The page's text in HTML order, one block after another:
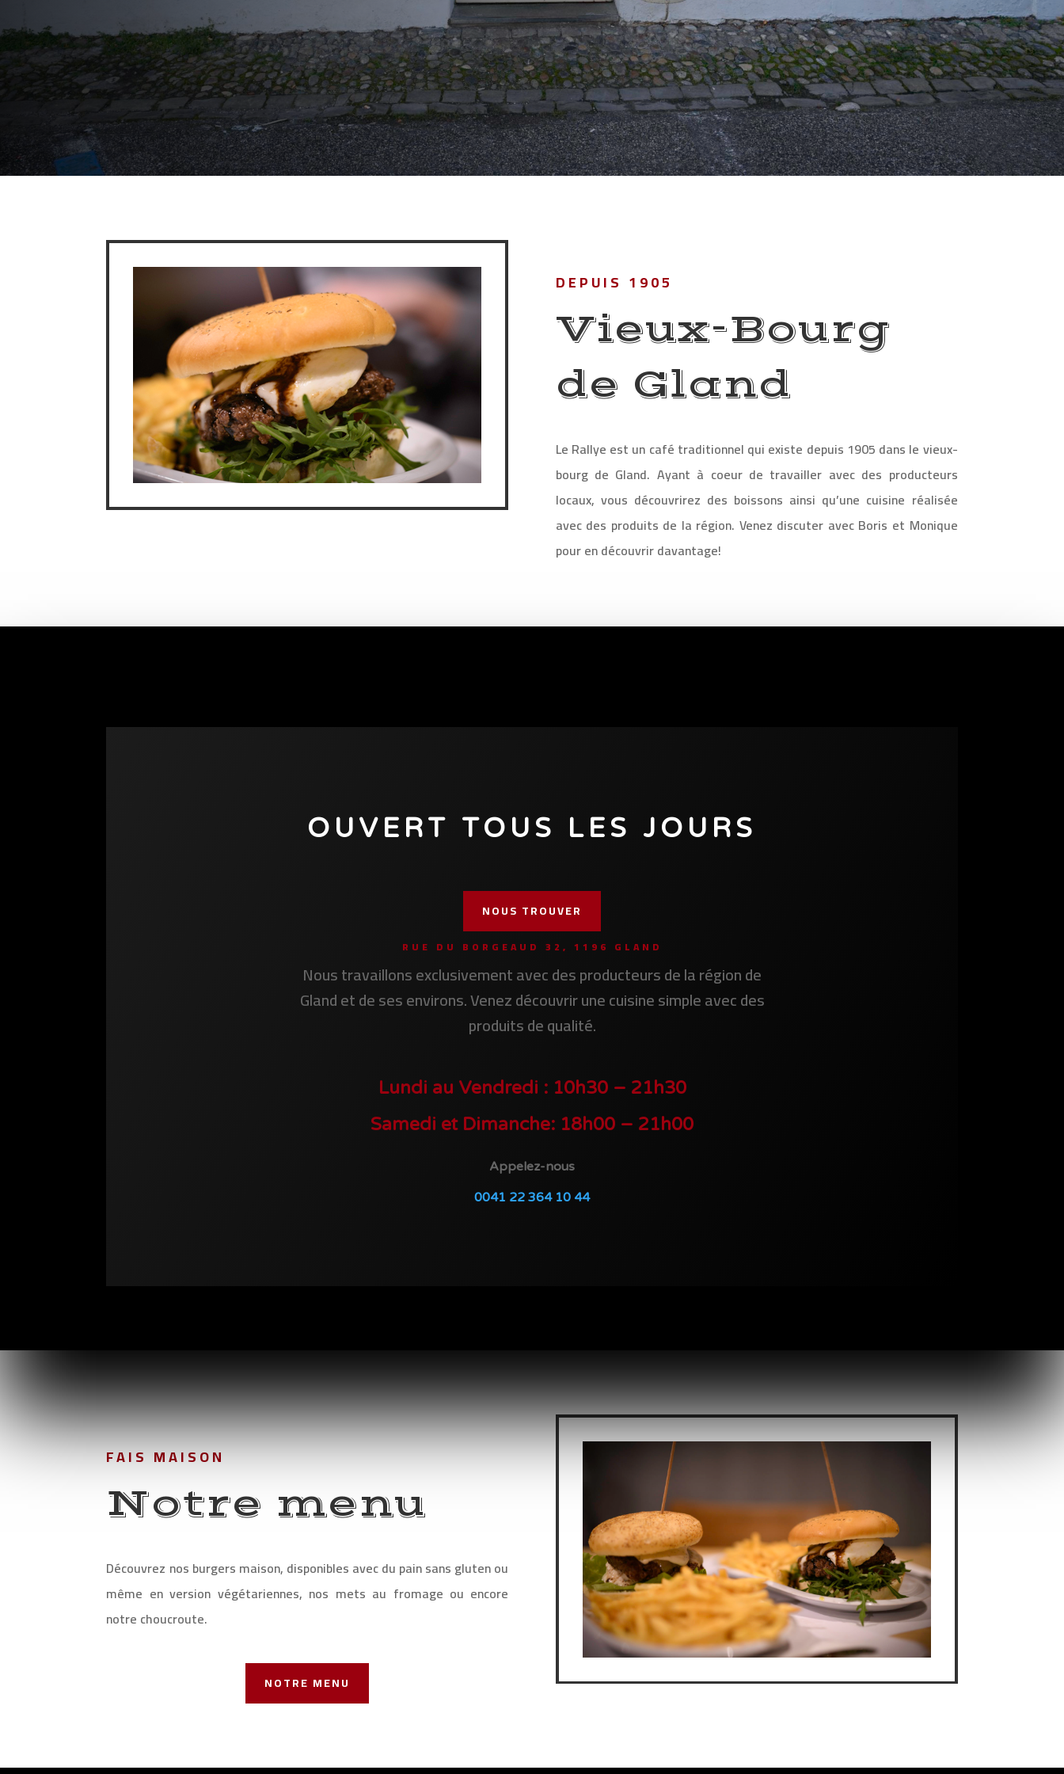
DEPUIS 1905
Vieux-Bourg
de Gland
Le Rallye est un café traditionnel qui existe depuis 1905 dans le vieux-
bourg de Gland. Ayant à coeur de travailler avec des producteurs
locaux, vous découvrirez des boissons ainsi qu’une cuisine réalisée
avec des produits de la région. Venez discuter avec Boris et Monique
pour en découvrir davantage!
OUVERT TOUS LES JOURS
NOUS TROUVER
RUE DU BORGEAUD 32, 1196 GLAND
Nous travaillons exclusivement avec des producteurs de la région de
Gland et de ses environs. Venez découvrir une cuisine simple avec des
produits de qualité.
Lundi au Vendredi : 10h30 – 21h30
Samedi et Dimanche: 18h00 – 21h00
Appelez-nous
0041 22 364 10 44
FAIS MAISON
Notre menu
Découvrez nos burgers maison, disponibles avec du pain sans gluten ou
même en version végétariennes, nos mets au fromage ou encore
notre choucroute.
NOTRE MENU